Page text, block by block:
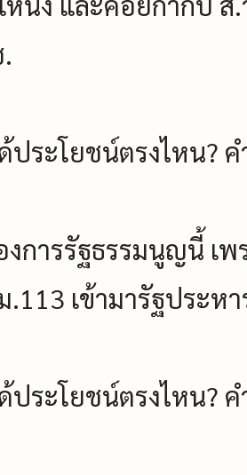
ประโยชน์ตรงไหน?
การรัฐธรรมนูญนี้ เพ
เข้ามารัฐประห
ประโยชน์ตรงไหน?